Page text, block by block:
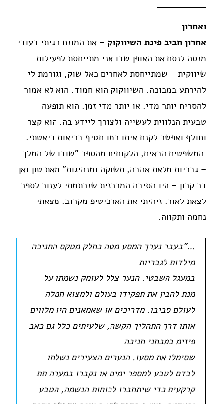
ואחרון
אחרון חביב פינת השיווקוק – את המונח הגיתי בעודי
מנסה לנסח את האופן שבו אני מתייחסת לפעילות
שיווקית – שמתייחסת לאחרים כאל שוק, וגורמת לי
להירתע במבוכה. השיווקוק הוא חמוד. הוא לא אמור
להסריח יותר מדי. או יותר מדי זמן. הוא תופעה
טבעית הנלווית לעשייה ולצורך ליידע בה. הוא קצר
וחולף ואפשר לקנח איתו כמו חטיף בריאות דיאטתי.
המשפטים הבאים, הלקוחים מהספר "שובו של המלך
– גבריות מלאת אהבה, תשוקה ומנהיגות" מאת טון ואן
דר קרון – היו הסיבה המרכזית שנרתמתי לעזור לספר
לצאת לאור. זיהיתי את הארכיטיפ מקרוב. מצאתי
נחמה ותקווה.
…"בעבר נערך המסע מטה כחלק מטקס החניכה
מילדות לגבריות
במעגל השבטי. הנער צלל לעומק נשמתו על
מנת להבין את תפקידו בעולם ולמצוא חמלה
לעולם סביבו. מדריכים או שאמאנים היו מלווים
אותו דרך התהליך הקשה, שלעיתים כלל גם כאב
פיזימ במבחני חניכה
שסימלו את מסעו. הנערים הצעירים נשלחו
לבדם לטבע למספר ימים או נקברו במערה תת
קרקעית כדי שיתחברו לכוחות הנשמה, הטבע